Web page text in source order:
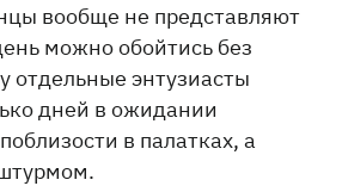
вообще не представляют
можно обойтись без
отдельные энтузиасты
дней в ожидании
в палатках, а